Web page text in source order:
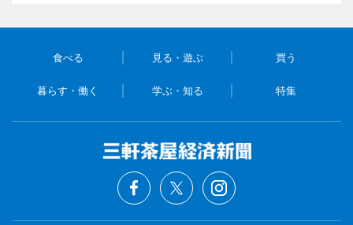
食べる 見る・遊ぶ 買う
暮らす・働く 学ぶ・知る 特集